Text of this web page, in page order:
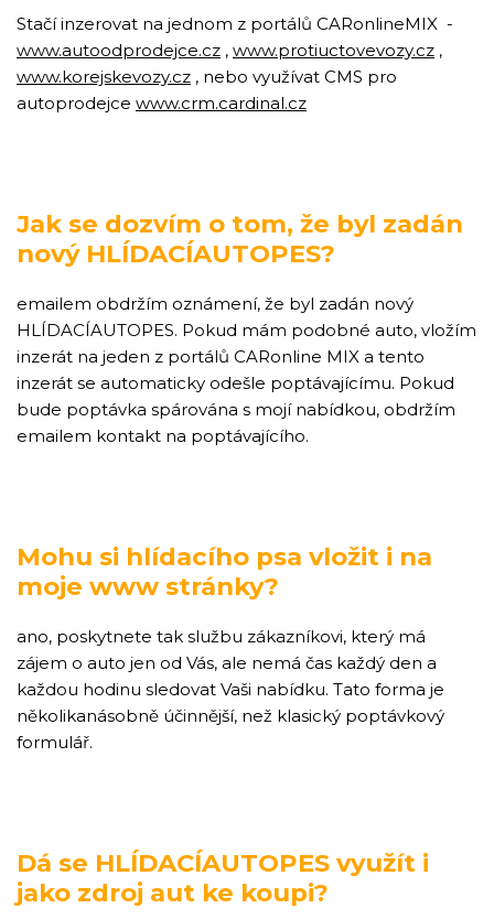
Stačí inzerovat na jednom z portálů CARonlineMIX -
www.autoodprodejce.cz , www.protiuctovevozy.cz ,
www.korejskevozy.cz , nebo využívat CMS pro
autoprodejce www.crm.cardinal.cz
Jak se dozvím o tom, že byl zadán
nový HLÍDACÍAUTOPES?
emailem obdržím oznámení, že byl zadán nový
HLÍDACÍAUTOPES. Pokud mám podobné auto, vložím
inzerát na jeden z portálů CARonline MIX a tento
inzerát se automaticky odešle poptávajícímu. Pokud
bude poptávka spárována s mojí nabídkou, obdržím
emailem kontakt na poptávajícího.
Mohu si hlídacího psa vložit i na
moje www stránky?
ano, poskytnete tak službu zákazníkovi, který má
zájem o auto jen od Vás, ale nemá čas každý den a
každou hodinu sledovat Vaši nabídku. Tato forma je
několikanásobně účinnější, než klasický poptávkový
formulář.
Dá se HLÍDACÍAUTOPES využít i
jako zdroj aut ke koupi?